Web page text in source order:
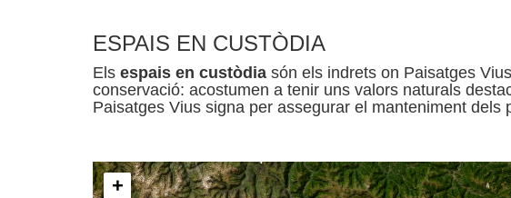
ESPAIS EN CUSTÒDIA
Els espais en custòdia són els indrets on Paisatges
conservació: acostumen a tenir uns valors naturals
Paisatges Vius signa per assegurar el manteniment dels
+